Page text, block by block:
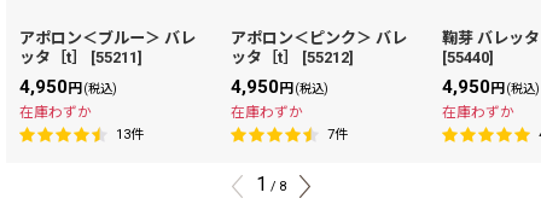
アポロン＜ブルー＞ バレ
ッタ［t］
[55211]
4,950円 (税込)
在庫わずか
13件
アポロン＜ピンク＞ バレ
ッタ［t］
[55212]
4,950円 (税込)
在庫わずか
7件
鞠芽 バレッ
[55440]
4,950円 (税込)
在庫わずか
1 / 8